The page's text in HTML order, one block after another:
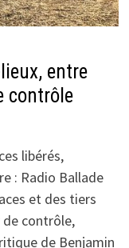
entre
contrôle
libérés,
: Radio Ballade
et des tiers
contrôle,
de Benjamin